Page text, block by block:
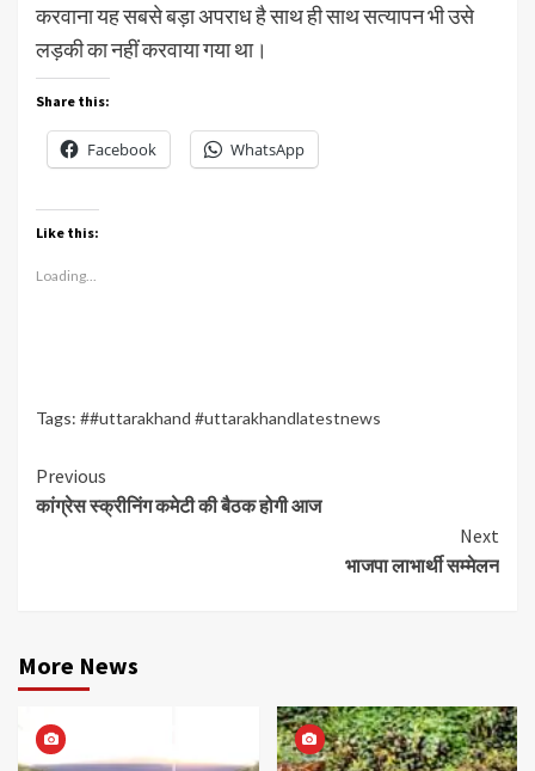
करवाना यह सबसे बड़ा अपराध है साथ ही साथ सत्यापन भी उसे
लड़की का नहीं करवाया गया था।
Share this:
Facebook WhatsApp
Like this:
Loading...
Tags: ##uttarakhand #uttarakhandlatestnews
Continue
Reading
Previous
कांग्रेस स्क्रीनिंग कमेटी की बैठक होगी आज
Next
भाजपा लाभार्थी सम्मेलन
More News